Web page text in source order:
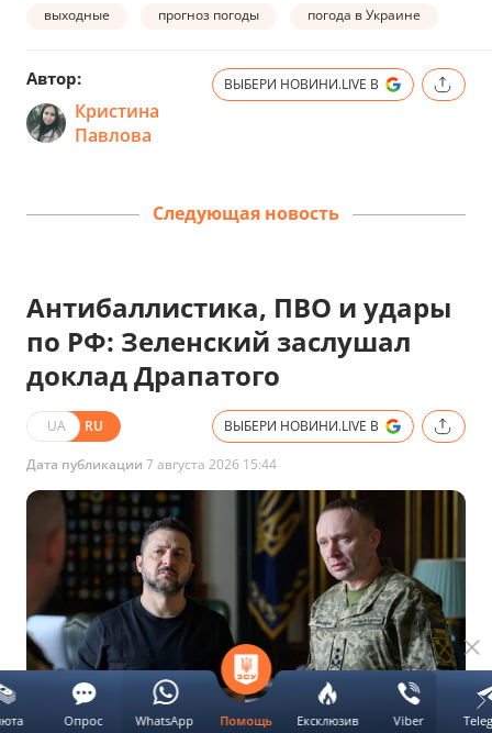
выходные прогноз погоды погода в Украине
Автор:
Кристина
Павлова
ВЫБЕРИ НОВИНИ.LIVE В
Следующая новость
Антибаллистика, ПВО и удары
по РФ: Зеленский заслушал
доклад Драпатого
UA RU ВЫБЕРИ НОВИНИ.LIVE В
Дата публикации 7 августа 2026 15:44
Помощь Ексклюзив Viber
Опрос WhatsApp